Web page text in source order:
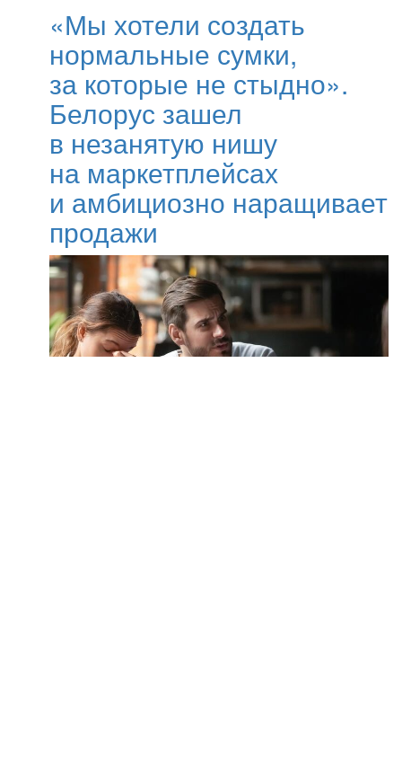
«Мы хотели создать
нормальные сумки,
за которые не стыдно».
Белорус зашел
в незанятую нишу
на маркетплейсах
и амбициозно наращивает
продажи